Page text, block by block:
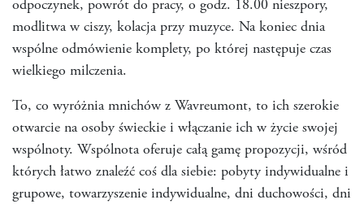
odpoczynek, powrót do pracy, o godz. 18.00 nieszpory,
modlitwa w ciszy, kolacja przy muzyce. Na koniec dnia
wspólne odmówienie komplety, po której następuje czas
wielkiego milczenia.
To, co wyróżnia mnichów z Wavreumont, to ich szerokie
otwarcie na osoby świeckie i włączanie ich w życie swojej
wspólnoty. Wspólnota oferuje całą gamę propozycji, wśród
których łatwo znaleźć coś dla siebie: pobyty indywidualne i
grupowe, towarzyszenie indywidualne, dni duchowości, dni